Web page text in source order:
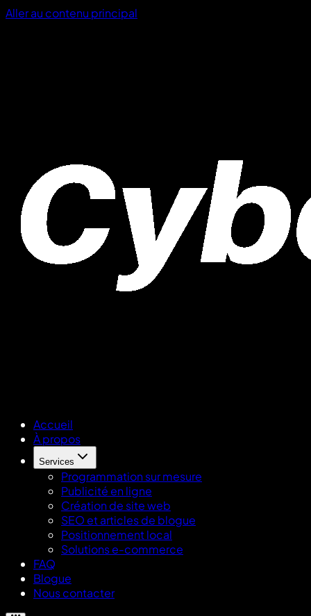
Aller au contenu principal
Accueil
À propos
Services
Programmation sur mesure
Publicité en ligne
Création de site web
SEO et articles de blogue
Positionnement local
Solutions e-commerce
FAQ
Blogue
Nous contacter